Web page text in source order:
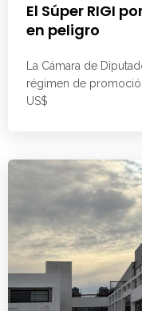
El Súper RIGI
en peligro
La Cámara de
régimen de
US$